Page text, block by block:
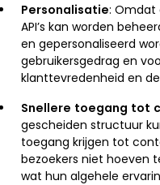
Personalisatie: Omdat
API’s kan worden
en gepersonaliseerd
gebruikersgedrag en
klanttevredenheid en
Snellere toegang tot
gescheiden structuur
toegang krijgen tot
bezoekers niet hoeven
wat hun algehele